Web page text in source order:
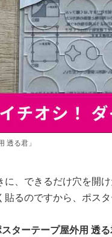
透る君」
に、できるだけ穴を開
貼るのですから、ポス
ターテープ屋外用 透る